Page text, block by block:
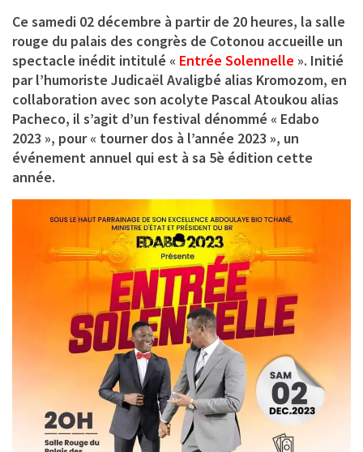
Ce samedi 02 décembre à partir de 20 heures, la salle
rouge du palais des congrès de Cotonou accueille un
spectacle inédit intitulé « Entrée Solennelle ». Initié
par l’humoriste Judicaël Avaligbé alias Kromozom, en
collaboration avec son acolyte Pascal Atoukou alias
Pacheco, il s’agit d’un festival dénommé « Edabo
2023 », pour « tourner dos à l’année 2023 », un
événement annuel qui est à sa 5è édition cette
année.